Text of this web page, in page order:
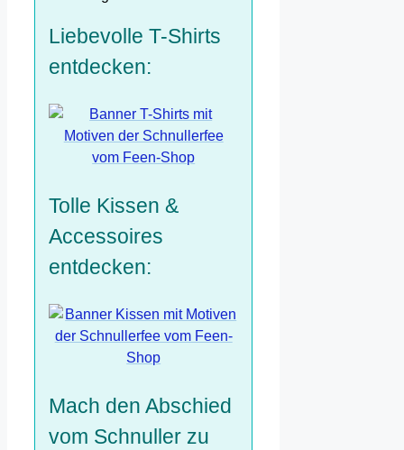
Liebevolle T-Shirts
entdecken:
Tolle Kissen &
Accessoires
entdecken:
Mach den Abschied
vom Schnuller zu